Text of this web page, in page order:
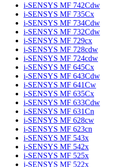
i-SENSYS MF 742Cdw
i-SENSYS MF 735Cx
i-SENSYS MF 734Cdw
i-SENSYS MF 732Cdw
i-SENSYS MF 729cx
i-SENSYS MF 728cdw
i-SENSYS MF 724cdw
i-SENSYS MF 645Cx
i-SENSYS MF 643Cdw
i-SENSYS MF 641Cw
i-SENSYS MF 635Cx
i-SENSYS MF 633Cdw
i-SENSYS MF 631Cn
i-SENSYS MF 628cw
i-SENSYS MF 623cn
i-SENSYS MF 543x
i-SENSYS MF 542x
i-SENSYS MF 525x
i-SENSYS MF 522x